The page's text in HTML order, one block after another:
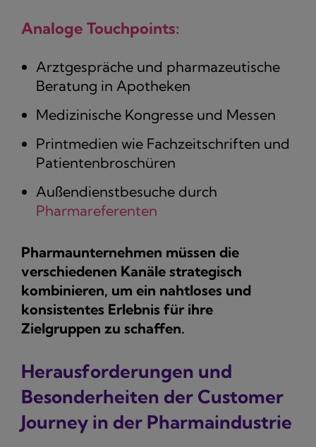
Analoge Touchpoints:
Arztgespräche und pharmazeutische
Beratung in Apotheken
Medizinische Kongresse und Messen
Printmedien wie Fachzeitschriften und
Patientenbroschüren
Außendienstbesuche durch
Pharmareferenten
Pharmaunternehmen müssen die
verschiedenen Kanäle strategisch
kombinieren, um ein nahtloses und
konsistentes Erlebnis für ihre
Zielgruppen zu schaffen.
Herausforderungen und
Besonderheiten der Customer
Journey in der Pharmaindustrie